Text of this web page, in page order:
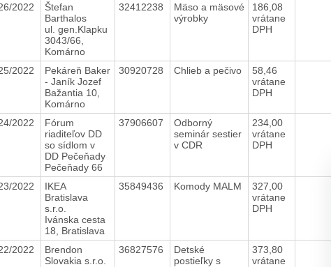
2022
Štefan
Barthalos
ul. gen.Klapku
3043/66,
Komárno
32412238
Mäso a mäsové
výrobky
186,08
vrátane
DPH
2022
Pekáreň Baker
- Janík Jozef
Bažantia 10,
Komárno
30920728 Chlieb a pečivo
58,46
vrátane
DPH
2022
Fórum
riaditeľov DD
so sídlom v
DD Pečeňady
Pečeňady 66
37906607
Odborný
seminár sestier
v CDR
234,00
vrátane
DPH
2022
IKEA
Bratislava
s.r.o.
Ivánska cesta
18, Bratislava
35849436 Komody MALM
327,00
vrátane
DPH
2022
Brendon
Slovakia s.r.o.
36827576
Detské
postieľky s
373,80
vrátane